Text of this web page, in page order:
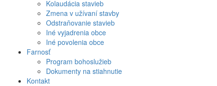
Kolaudácia stavieb
Zmena v užívaní stavby
Odstraňovanie stavieb
Iné vyjadrenia obce
Iné povolenia obce
Farnosť
Program bohoslužieb
Dokumenty na stiahnutie
Kontakt